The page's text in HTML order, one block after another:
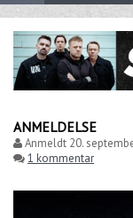
ANMELDELSE
Anmeldt 20.
1 kommentar